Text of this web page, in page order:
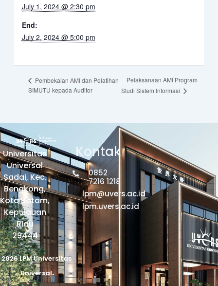
July 1, 2024 @ 2:30 pm
End:
July 2, 2024 @ 5:00 pm
Pembekalan AMI dan Pelatihan
SIMUTU kepada Auditor
Pelaksanaan AMI Program
Studi Sistem Informasi
Universitas
Universal
Sadai, Kec.
Bengkong,
Kota Batam,
Kepulauan
Riau
29444
2026 LPM Universitas
Universal
Kontak
0852
7216 1218
lpm@uvers.ac.id
lpm.uvers.ac.id